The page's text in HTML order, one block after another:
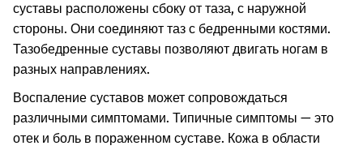
суставы расположены сбоку от таза, с наружной
стороны. Они соединяют таз с бедренными костями.
Тазобедренные суставы позволяют двигать ногам в
разных направлениях.
Воспаление суставов может сопровождаться
различными симптомами. Типичные симптомы — это
отек и боль в пораженном суставе. Кожа в области